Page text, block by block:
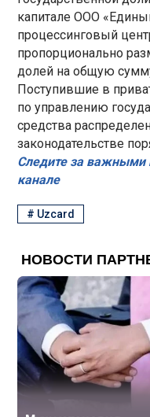
капитале ООО
процессинговый
пропорционально
долей на общую
Поступившие в
по управлению
средства
законодательстве
Следите за важными
канале
# Uzcard